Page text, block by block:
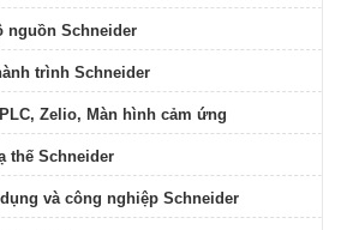
nguồn Schneider
trình Schneider
Zelio, Màn hình cảm ứng
thế Schneider
và công nghiệp Schneider